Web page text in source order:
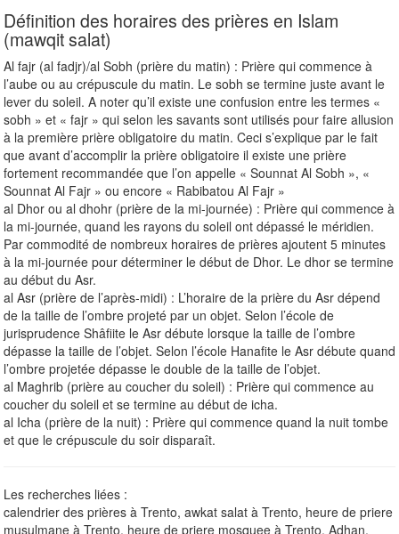
Définition des horaires des prières en Islam
(mawqit salat)
Al fajr (al fadjr)/al Sobh (prière du matin) : Prière qui commence à
l’aube ou au crépuscule du matin. Le sobh se termine juste avant le
lever du soleil. A noter qu’il existe une confusion entre les termes «
sobh » et « fajr » qui selon les savants sont utilisés pour faire allusion
à la première prière obligatoire du matin. Ceci s’explique par le fait
que avant d’accomplir la prière obligatoire il existe une prière
fortement recommandée que l’on appelle « Sounnat Al Sobh », «
Sounnat Al Fajr » ou encore « Rabibatou Al Fajr »
al Dhor ou al dhohr (prière de la mi-journée) : Prière qui commence à
la mi-journée, quand les rayons du soleil ont dépassé le méridien.
Par commodité de nombreux horaires de prières ajoutent 5 minutes
à la mi-journée pour déterminer le début de Dhor. Le dhor se termine
au début du Asr.
al Asr (prière de l’après-midi) : L’horaire de la prière du Asr dépend
de la taille de l’ombre projeté par un objet. Selon l’école de
jurisprudence Shâfiite le Asr débute lorsque la taille de l’ombre
dépasse la taille de l’objet. Selon l’école Hanafite le Asr débute quand
l’ombre projetée dépasse le double de la taille de l’objet.
al Maghrib (prière au coucher du soleil) : Prière qui commence au
coucher du soleil et se termine au début de icha.
al Icha (prière de la nuit) : Prière qui commence quand la nuit tombe
et que le crépuscule du soir disparaît.
Les recherches liées :
calendrier des prières à Trento, awkat salat à Trento, heure de priere
musulmane à Trento, heure de priere mosquee à Trento, Adhan,